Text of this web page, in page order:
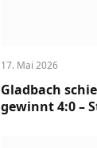
17. Mai 2026
Gladbach
gewinnt 4:0 –